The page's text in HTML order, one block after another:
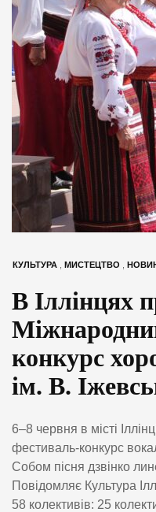
КУЛЬТУРА МИСТЕЦТВО
В Іллінцях
конкурс
ім. В.
6–8 червня в місті
фестиваль-конкурс
Собом пісня дзвінко
Повідомляє Культура
58 колективів: 25